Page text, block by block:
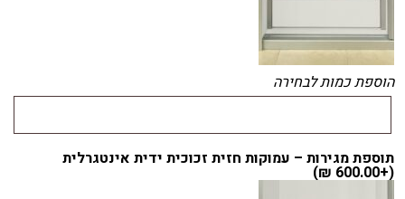
הוספת כמות לבחירה
תוספת מגירות – עמוקות חזית זכוכית ידית אינטגרלית
(+
600.00
₪
)